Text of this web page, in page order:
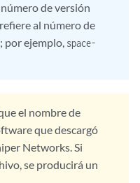
de versión
al número de
por ejemplo, space-
el nombre de
que descargó
Networks. Si
se producirá un